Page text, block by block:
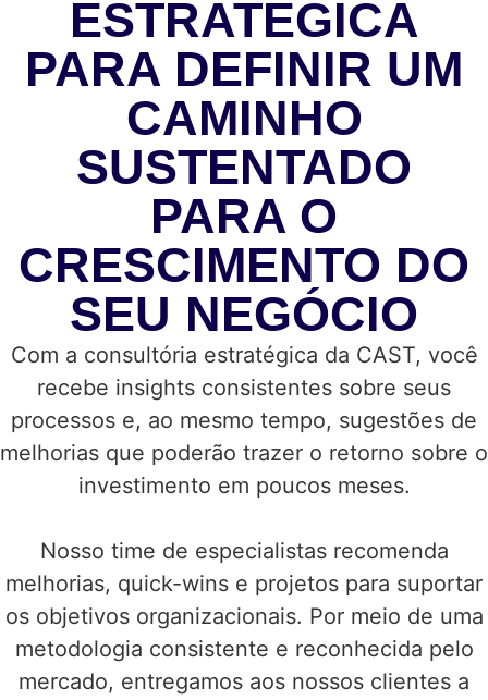
ESTRATÉGICA
PARA DEFINIR UM
CAMINHO
SUSTENTADO
PARA O
CRESCIMENTO DO
SEU NEGÓCIO
Com a consultória estratégica da CAST, você
recebe insights consistentes sobre seus
processos e, ao mesmo tempo, sugestões de
melhorias que poderão trazer o retorno sobre o
investimento em poucos meses.
Nosso time de especialistas recomenda
melhorias, quick-wins e projetos para suportar
os objetivos organizacionais. Por meio de uma
metodologia consistente e reconhecida pelo
mercado, entregamos aos nossos clientes a